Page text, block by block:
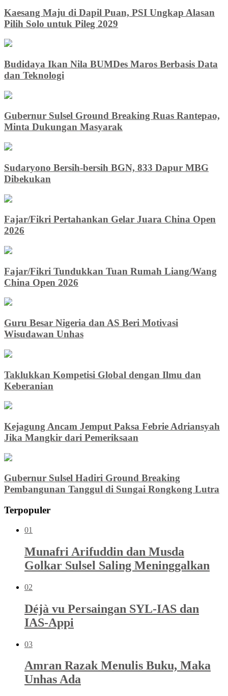
Kaesang Maju di Dapil Puan, PSI Ungkap Alasan
Pilih Solo untuk Pileg 2029
Budidaya Ikan Nila BUMDes Maros Berbasis Data
dan Teknologi
Gubernur Sulsel Ground Breaking Ruas Rantepao,
Minta Dukungan Masyarak
Sudaryono Bersih-bersih BGN, 833 Dapur MBG
Dibekukan
Fajar/Fikri Pertahankan Gelar Juara China Open
2026
Fajar/Fikri Tundukkan Tuan Rumah Liang/Wang
China Open 2026
Guru Besar Nigeria dan AS Beri Motivasi
Wisudawan Unhas
Taklukkan Kompetisi Global dengan Ilmu dan
Keberanian
Kejagung Ancam Jemput Paksa Febrie Adriansyah
Jika Mangkir dari Pemeriksaan
Gubernur Sulsel Hadiri Ground Breaking
Pembangunan Tanggul di Sungai Rongkong Lutra
Terpopuler
01
Munafri Arifuddin dan Musda
Golkar Sulsel Saling Meninggalkan
02
Déjà vu Persaingan SYL-IAS dan
IAS-Appi
03
Amran Razak Menulis Buku, Maka
Unhas Ada